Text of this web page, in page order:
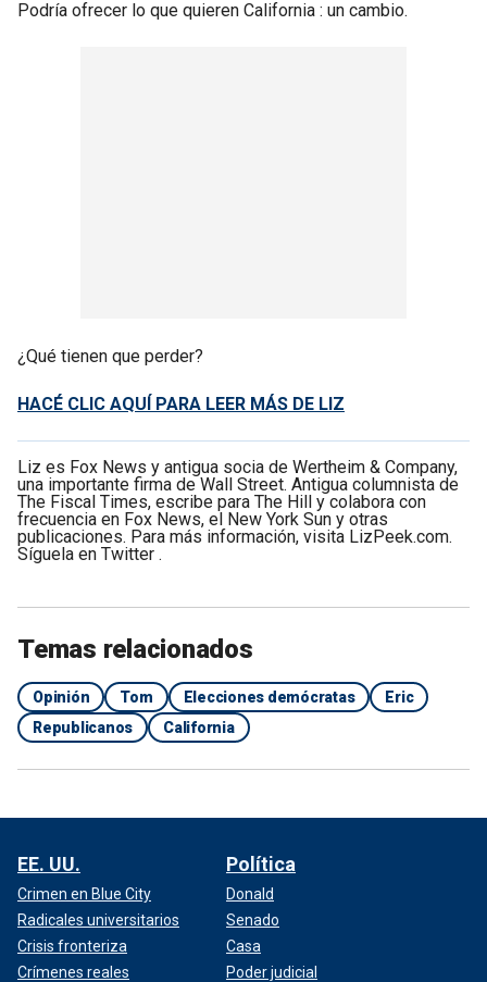
Podría ofrecer lo que quieren California : un cambio.
¿Qué tienen que perder?
HACÉ CLIC AQUÍ PARA LEER MÁS DE LIZ
Liz es Fox News y antigua socia de Wertheim & Company,
una importante firma de Wall Street. Antigua columnista de
The Fiscal Times, escribe para The Hill y colabora con
frecuencia en Fox News, el New York Sun y otras
publicaciones. Para más información, visita LizPeek.com.
Síguela en Twitter .
Temas relacionados
Opinión Tom Elecciones demócratas
Eric
Republicanos
California
EE. UU.
Crimen en Blue City
Radicales universitarios
Crisis fronteriza
Crímenes reales
Política
Donald
Senado
Casa
Poder judicial